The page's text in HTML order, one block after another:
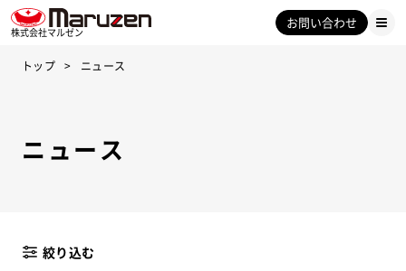
株式会社マルゼン
お問い合わせ
トップ ニュース
ニュース
絞り込む